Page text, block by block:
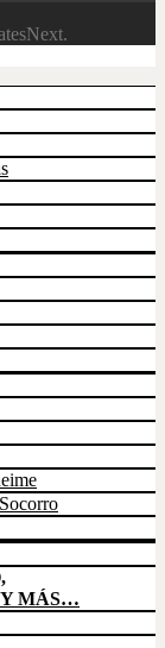
Y MÁS…